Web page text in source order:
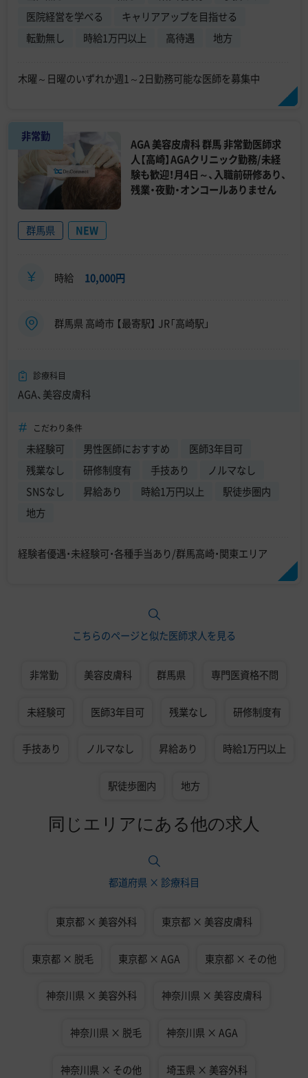
医院経営を学べる
キャリアアップを目指せる
転勤無し
時給1万円以上 高待遇 地方
木曜～日曜のいずれか週1～2日勤務可能な医師を募集中
非常勤
AGA 美容皮膚科 群馬 非常勤医師求
人【高崎】AGAクリニック勤務/未経
験も歓迎！月4日～、入職前研修あり、
残業・夜勤・オンコールありません
群馬県 NEW
時給 10,000円
群馬県 高崎市 【最寄駅】 JR「高崎駅」
診療科目
AGA、美容皮膚科
こだわり条件
未経験可 男性医師におすすめ
医師3年目可
残業なし
研修制度有 手技あり
ノルマなし
SNSなし
昇給あり 時給1万円以上
駅徒歩圏内
地方
経験者優遇・未経験可・各種手当あり/群馬高崎・関東エリア
こちらのページと似た医師求人を見る
非常勤 美容皮膚科 群馬県 専門医資格不問
未経験可 医師3年目可 残業なし 研修制度有
手技あり ノルマなし 昇給あり 時給1万円以上
駅徒歩圏内 地方
同じエリアにある他の求人
都道府県 × 診療科目
東京都 × 美容外科 東京都 × 美容皮膚科
東京都 × 脱毛 東京都 × AGA 東京都 × その他
神奈川県 × 美容外科 神奈川県 × 美容皮膚科
神奈川県 × 脱毛 神奈川県 × AGA
神奈川県 × その他 埼玉県 × 美容外科